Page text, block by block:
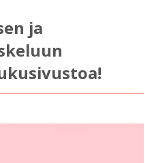
ja